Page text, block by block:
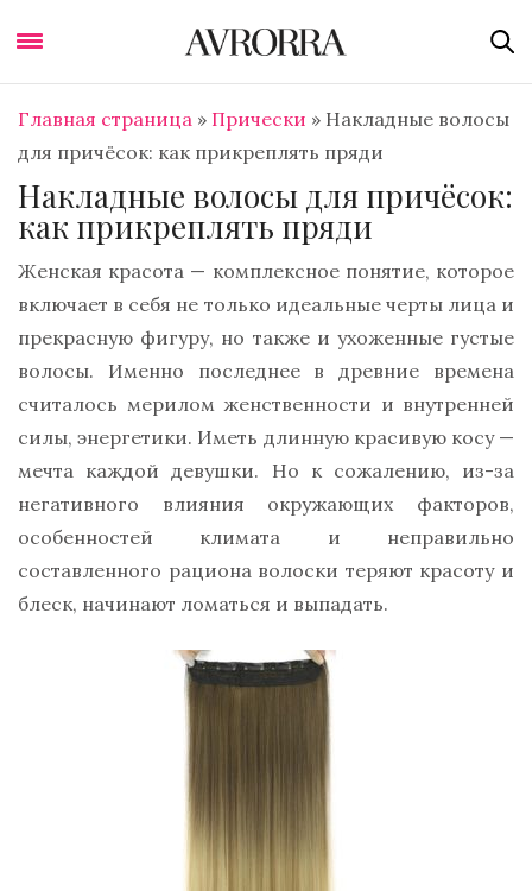
Главная страница » Прически » Накладные волосы
для причёсок: как прикреплять пряди
Накладные волосы для причёсок:
как прикреплять пряди
Женская красота — комплексное понятие, которое
включает в себя не только идеальные черты лица и
прекрасную фигуру, но также и ухоженные густые
волосы. Именно последнее в древние времена
считалось мерилом женственности и внутренней
силы, энергетики. Иметь длинную красивую косу —
мечта каждой девушки. Но к сожалению, из-за
негативного влияния окружающих факторов,
особенностей климата и неправильно
составленного рациона волоски теряют красоту и
блеск, начинают ломаться и выпадать.